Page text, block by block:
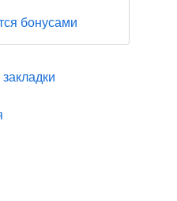
бонусами